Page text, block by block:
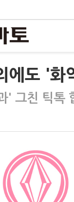
에도 '화
' 그친 틱톡